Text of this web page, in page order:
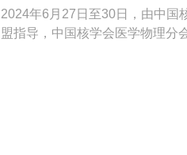
2024年6月27日至30日，由中国
盟指导，中国核学会医学物理分